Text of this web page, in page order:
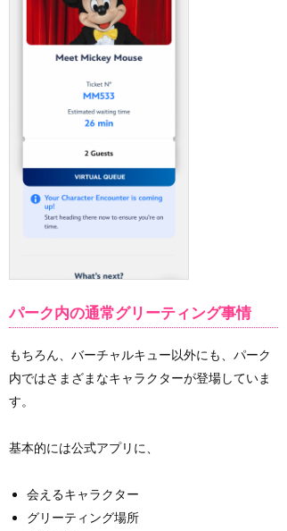
パーク内の通常グリーティング事情
もちろん、バーチャルキュー以外にも、パーク
内ではさまざまなキャラクターが登場していま
す。
基本的には公式アプリに、
会えるキャラクター
グリーティング場所